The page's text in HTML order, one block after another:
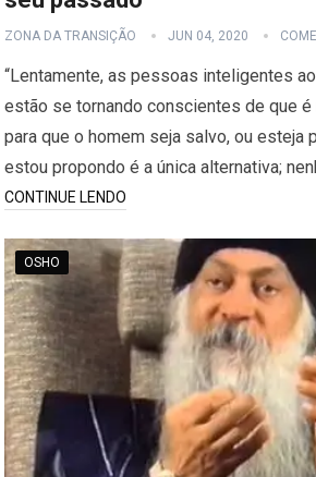
ZONA DA TRANSIÇÃO JUN 04, 2020
“Lentamente, as pessoas inteligentes
estão se tornando conscientes de que
para que o homem seja salvo, ou esteja
estou propondo é a única alternativa;
CONTINUE LENDO
OSHO